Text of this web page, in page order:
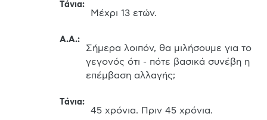
Τάνια:
Μέχρι 13 ετών.
Α.Α.:
Σήμερα λοιπόν, θα μιλήσουμε για το
γεγονός ότι - πότε βασικά συνέβη η
επέμβαση αλλαγής;
Τάνια:
45 χρόνια. Πριν 45 χρόνια.